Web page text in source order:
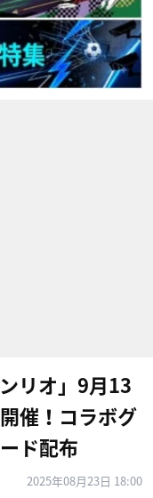
リオ」9月13
催！コラボグ
ド配布
2025年08月23日 18:00